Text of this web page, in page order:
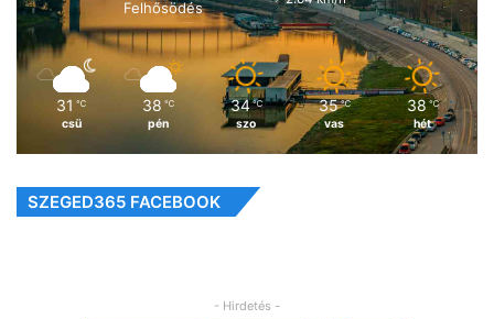
Felhősödés
31 ℃
csü
38 ℃
pén
34 ℃
szo
35 ℃
vas
38 ℃
hét
SZEGED365 FACEBOOK
- Hirdetés -